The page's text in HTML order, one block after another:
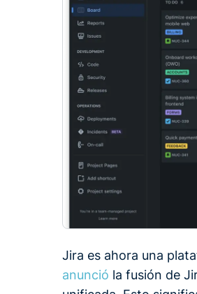
Jira es ahora una
anunció la fusión de